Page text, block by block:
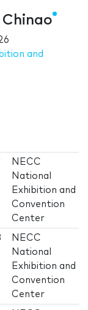
and
NECC
National
Exhibition and
Convention
Center
NECC
National
Exhibition and
Convention
Center